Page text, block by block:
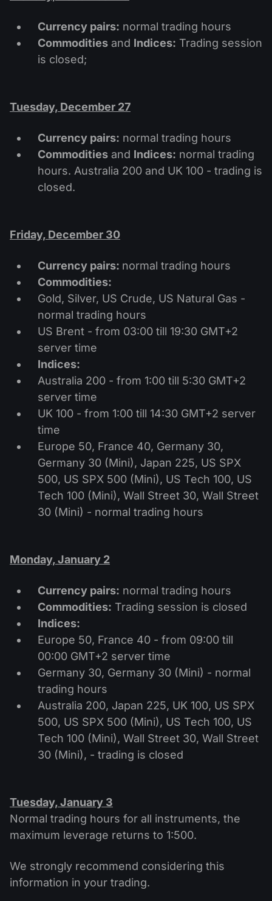
PAMM ECN
Masters e Seguidores
Concursos Forex
Criptomoedas
Calendário de dividendos
Fórum Forex
Centro de ajuda
O que é um corretor Forex?
História
Currency pairs: normal trading hours
Commodities and Indices: Trading session
is closed;
Tuesday, December 27
Currency pairs: normal trading hours
Commodities and Indices: normal trading
hours. Australia 200 and UK 100 - trading is
closed.
Friday, December 30
Currency pairs: normal trading hours
Commodities:
Gold, Silver, US Crude, US Natural Gas -
normal trading hours
US Brent - from 03:00 till 19:30 GMT+2
server time
Indices:
Australia 200 - from 1:00 till 5:30 GMT+2
server time
UK 100 - from 1:00 till 14:30 GMT+2 server
time
Europe 50, France 40, Germany 30,
Germany 30 (Mini), Japan 225, US SPX
500, US SPX 500 (Mini), US Tech 100, US
Tech 100 (Mini), Wall Street 30, Wall Street
30 (Mini) - normal trading hours
Monday, January 2
Currency pairs: normal trading hours
Commodities: Trading session is closed
Indices:
Europe 50, France 40 - from 09:00 till
00:00 GMT+2 server time
Germany 30, Germany 30 (Mini) - normal
trading hours
Australia 200, Japan 225, UK 100, US SPX
500, US SPX 500 (Mini), US Tech 100, US
Tech 100 (Mini), Wall Street 30, Wall Street
30 (Mini), - trading is closed
Tuesday, January 3
Normal trading hours for all instruments, the
maximum leverage returns to 1:500.
We strongly recommend considering this
information in your trading.